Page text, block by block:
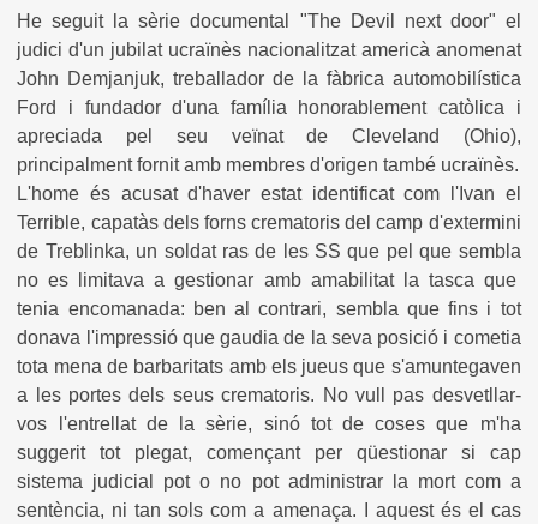
He seguit la sèrie documental "The Devil next door" el
judici d'un jubilat ucraïnès nacionalitzat americà anomenat
John Demjanjuk, treballador de la fàbrica automobilística
Ford i fundador d'una família honorablement catòlica i
apreciada pel seu veïnat de Cleveland (Ohio),
principalment fornit amb membres d'origen també ucraïnès.
L'home és acusat d'haver estat identificat com l'Ivan el
Terrible, capatàs dels forns crematoris del camp d'extermini
de Treblinka, un soldat ras de les SS que pel que sembla
no es limitava a gestionar amb amabilitat la tasca que
tenia encomanada: ben al contrari, sembla que fins i tot
donava l'impressió que gaudia de la seva posició i cometia
tota mena de barbaritats amb els jueus que s'amuntegaven
a les portes dels seus crematoris. No vull pas desvetllar-
vos l'entrellat de la sèrie, sinó tot de coses que m'ha
suggerit tot plegat, començant per qüestionar si cap
sistema judicial pot o no pot administrar la mort com a
sentència, ni tan sols com a amenaça. I aquest és el cas